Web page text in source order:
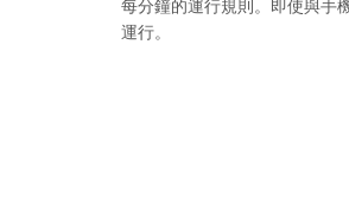
每分鐘的運行規則。即使與手
運行。